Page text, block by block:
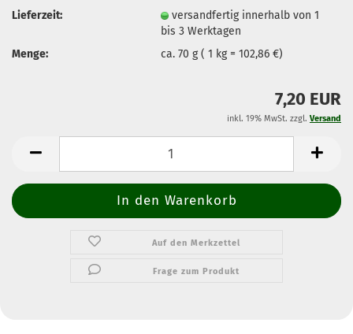
Lieferzeit:
versandfertig innerhalb von 1
bis 3 Werktagen
Menge:
ca. 70 g ( 1 kg = 102,86 €)
7,20 EUR
inkl. 19% MwSt. zzgl. Versand
Auf den Merkzettel
Frage zum Produkt